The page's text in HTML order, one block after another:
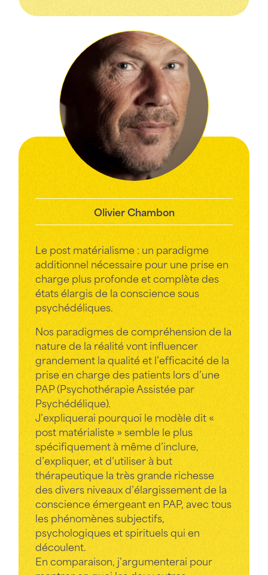
Olivier Chambon
Le post matérialisme : un paradigme
additionnel nécessaire pour une prise en
charge plus profonde et complète des
états élargis de la conscience sous
psychédéliques.
Nos paradigmes de compréhension de la
nature de la réalité vont influencer
grandement la qualité et l’efficacité de la
prise en charge des patients lors d’une
PAP (Psychothérapie Assistée par
Psychédélique).
J’expliquerai pourquoi le modèle dit «
post matérialiste » semble le plus
spécifiquement à même d’inclure,
d’expliquer, et d’utiliser à but
thérapeutique la très grande richesse
des divers niveaux d’élargissement de la
conscience émergeant en PAP, avec tous
les phénomènes subjectifs,
psychologiques et spirituels qui en
découlent.
En comparaison, j’argumenterai pour